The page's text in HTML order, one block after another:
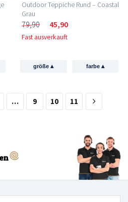
Outdoor Teppiche Rund – Coastal
Grau
79,90 45,90
Fast ausverkauft
größe▴ farbe ▴
… 9 10 11